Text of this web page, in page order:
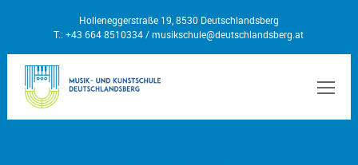
Holleneggerstraße 19, 8530 Deutschlandsberg
T.: +43 664 8510334 /musikschule@deutschlandsberg.at